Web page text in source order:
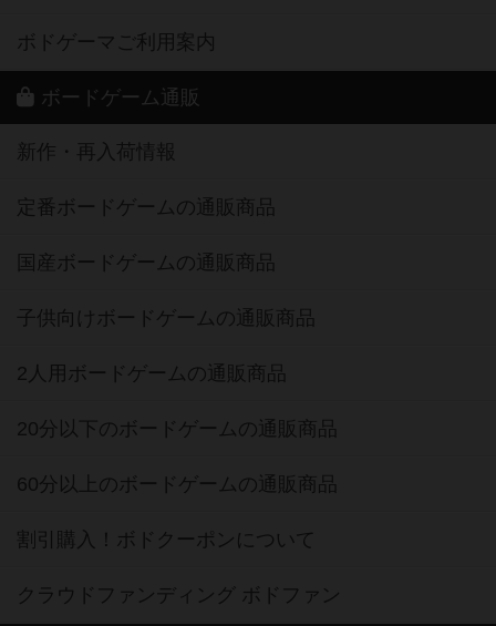
ボドゲーマご利用案内
ボードゲーム通販
新作・再入荷情報
定番ボードゲームの通販商品
国産ボードゲームの通販商品
子供向けボードゲームの通販商品
2人用ボードゲームの通販商品
20分以下のボードゲームの通販商品
60分以上のボードゲームの通販商品
割引購入！ボドクーポンについて
クラウドファンディング ボドファン